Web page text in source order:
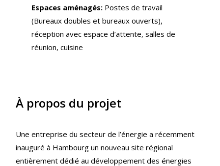
Espaces aménagés: Postes de travail
(Bureaux doubles et bureaux ouverts),
réception avec espace d’attente, salles de
réunion, cuisine
À propos du projet
Une entreprise du secteur de l’énergie a récemment
inauguré à Hambourg un nouveau site régional
entièrement dédié au développement des énergies